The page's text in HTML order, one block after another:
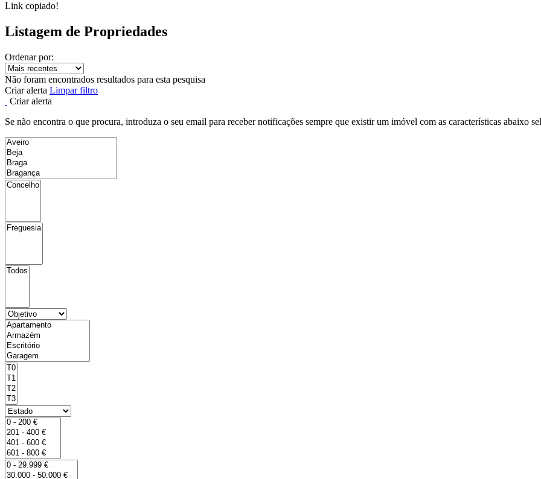
Link copiado!
Listagem de Propriedades
Ordenar por:
Não foram encontrados resultados para esta pesquisa
Criar alerta Limpar filtro
Criar alerta
Se não encontra o que procura, introduza o seu email para receber notificações sempre que existir um imóvel com as características abaixo